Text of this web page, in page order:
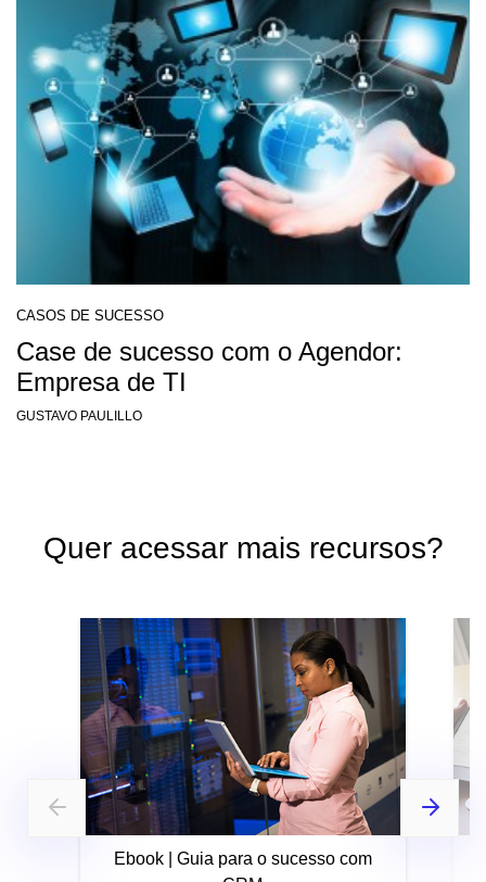
CASOS DE SUCESSO
Case de sucesso com o Agendor:
Empresa de TI
GUSTAVO PAULILLO
Quer acessar mais recursos?
Ebook | Guia para o sucesso com